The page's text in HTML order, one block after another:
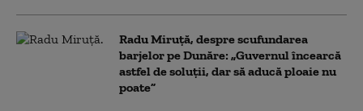
Radu Miruță, despre scufundarea
barjelor pe Dunăre: „Guvernul încearcă
astfel de soluții, dar să aducă ploaie nu
poate”